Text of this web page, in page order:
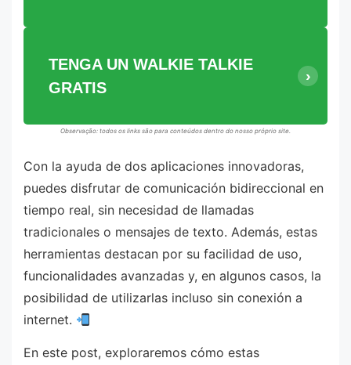
TENGA UN WALKIE TALKIE
GRATIS
Observação: todos os links são para conteúdos dentro do nosso próprio site.
Con la ayuda de dos aplicaciones innovadoras,
puedes disfrutar de comunicación bidireccional en
tiempo real, sin necesidad de llamadas
tradicionales o mensajes de texto. Además, estas
herramientas destacan por su facilidad de uso,
funcionalidades avanzadas y, en algunos casos, la
posibilidad de utilizarlas incluso sin conexión a
internet.
En este post, exploraremos cómo estas